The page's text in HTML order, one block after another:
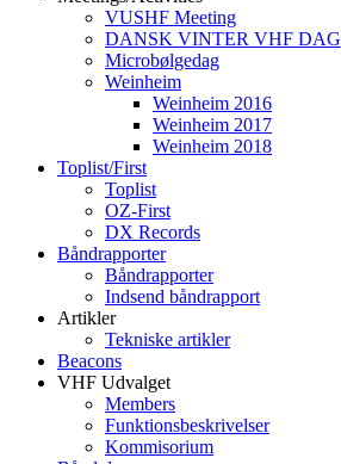
VUSHF Meeting
DANSK VINTER VHF DAG
Microbølgedag
Weinheim
Weinheim 2016
Weinheim 2017
Weinheim 2018
Toplist/First
Toplist
OZ-First
DX Records
Båndrapporter
Båndrapporter
Indsend båndrapport
Artikler
Tekniske artikler
Beacons
VHF Udvalget
Members
Funktionsbeskrivelser
Kommisorium